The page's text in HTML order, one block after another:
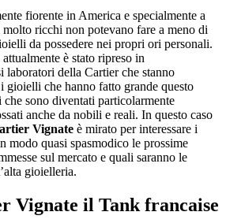
fiorente in America e specialmente a
ricchi non potevano fare a meno di
da possedere nei propri ori personali.
è stato ripreso in
laboratori della Cartier che stanno
gioielli che hanno fatto grande questo
sono diventati particolarmente
anche da nobili e reali. In questo caso
Vignate è mirato per interessare i
modo quasi spasmodico le prossime
sul mercato e quali saranno le
gioielleria.
Vignate il Tank francaise